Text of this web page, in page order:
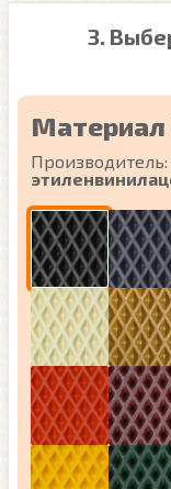
3.
Материал
Производитель: